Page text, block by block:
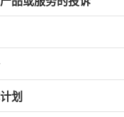
划